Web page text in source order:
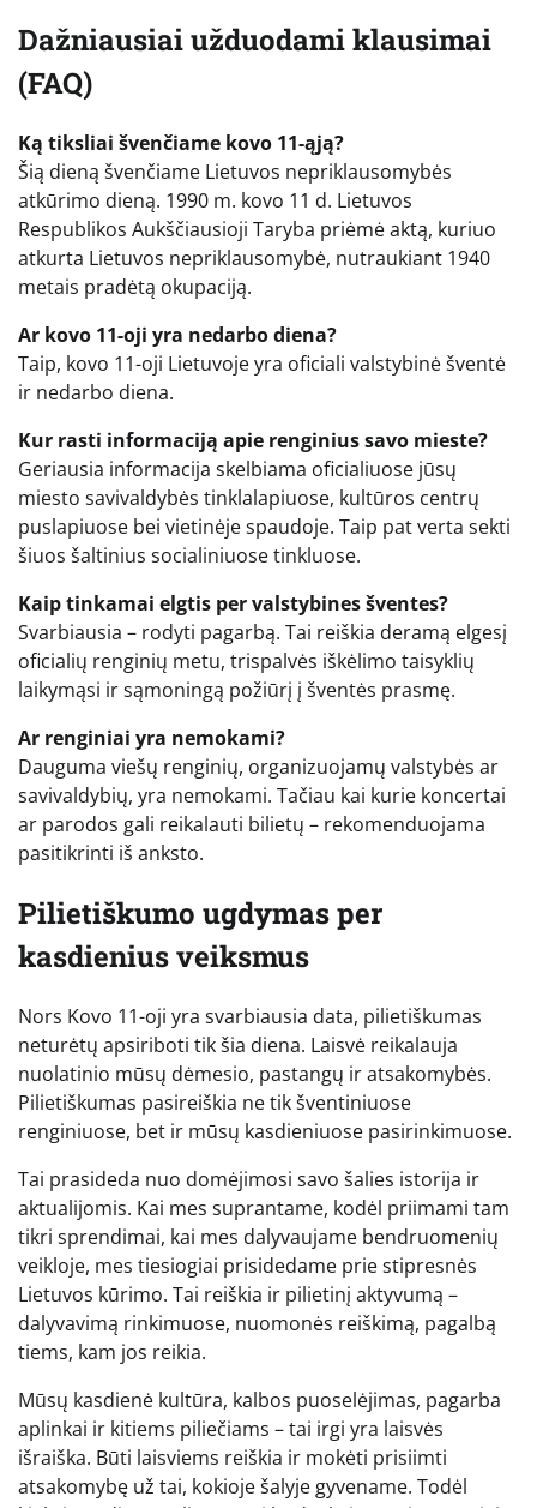
Dažniausiai užduodami klausimai
(FAQ)
Ką tiksliai švenčiame kovo 11-ąją?
Šią dieną švenčiame Lietuvos nepriklausomybės
atkūrimo dieną. 1990 m. kovo 11 d. Lietuvos
Respublikos Aukščiausioji Taryba priėmė aktą, kuriuo
atkurta Lietuvos nepriklausomybė, nutraukiant 1940
metais pradėtą okupaciją.
Ar kovo 11-oji yra nedarbo diena?
Taip, kovo 11-oji Lietuvoje yra oficiali valstybinė šventė
ir nedarbo diena.
Kur rasti informaciją apie renginius savo mieste?
Geriausia informacija skelbiama oficialiuose jūsų
miesto savivaldybės tinklalapiuose, kultūros centrų
puslapiuose bei vietinėje spaudoje. Taip pat verta sekti
šiuos šaltinius socialiniuose tinkluose.
Kaip tinkamai elgtis per valstybines šventes?
Svarbiausia – rodyti pagarbą. Tai reiškia deramą elgesį
oficialių renginių metu, trispalvės iškėlimo taisyklių
laikymąsi ir sąmoningą požiūrį į šventės prasmę.
Ar renginiai yra nemokami?
Dauguma viešų renginių, organizuojamų valstybės ar
savivaldybių, yra nemokami. Tačiau kai kurie koncertai
ar parodos gali reikalauti bilietų – rekomenduojama
pasitikrinti iš anksto.
Pilietiškumo ugdymas per
kasdienius veiksmus
Nors Kovo 11-oji yra svarbiausia data, pilietiškumas
neturėtų apsiriboti tik šia diena. Laisvė reikalauja
nuolatinio mūsų dėmesio, pastangų ir atsakomybės.
Pilietiškumas pasireiškia ne tik šventiniuose
renginiuose, bet ir mūsų kasdieniuose pasirinkimuose.
Tai prasideda nuo domėjimosi savo šalies istorija ir
aktualijomis. Kai mes suprantame, kodėl priimami tam
tikri sprendimai, kai mes dalyvaujame bendruomenių
veikloje, mes tiesiogiai prisidedame prie stipresnės
Lietuvos kūrimo. Tai reiškia ir pilietinį aktyvumą –
dalyvavimą rinkimuose, nuomonės reiškimą, pagalbą
tiems, kam jos reikia.
Mūsų kasdienė kultūra, kalbos puoselėjimas, pagarba
aplinkai ir kitiems piliečiams – tai irgi yra laisvės
išraiška. Būti laisviems reiškia ir mokėti prisiimti
atsakomybę už tai, kokioje šalyje gyvename. Todėl